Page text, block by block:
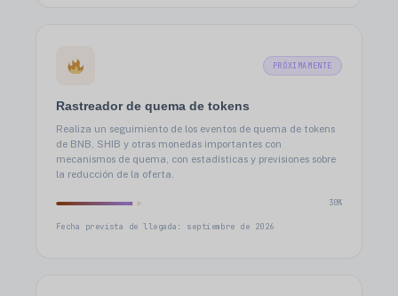
PRÓXIMAMENTE
Rastreador de quema de tokens
Realiza un seguimiento de los eventos de quema de tokens
de BNB, SHIB y otras monedas importantes con
mecanismos de quema, con estadísticas y previsiones sobre
la reducción de la oferta.
30%
Fecha prevista de llegada: septiembre de 2026